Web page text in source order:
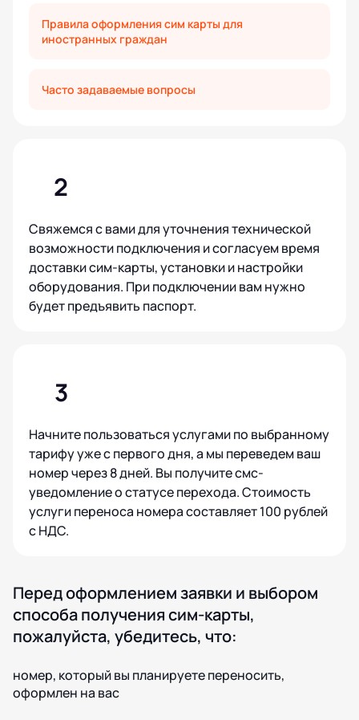
Правила оформления сим карты для
иностранных граждан
Часто задаваемые вопросы
2
Свяжемся с вами для уточнения технической
возможности подключения и согласуем время
доставки сим-карты, установки и настройки
оборудования. При подключении вам нужно
будет предъявить паспорт.
3
Начните пользоваться услугами по выбранному
тарифу уже с первого дня, а мы переведем ваш
номер через 8 дней. Вы получите смс-
уведомление о статусе перехода. Стоимость
услуги переноса номера составляет 100 рублей
с НДС.
Перед оформлением заявки и выбором
способа получения сим-карты,
пожалуйста, убедитесь, что:
номер, который вы планируете переносить,
оформлен на вас